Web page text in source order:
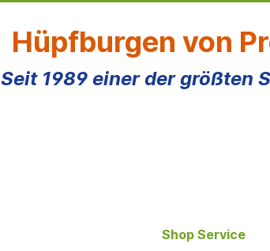
Hüpfburgen von
Seit 1989 einer der größten
Shop Service